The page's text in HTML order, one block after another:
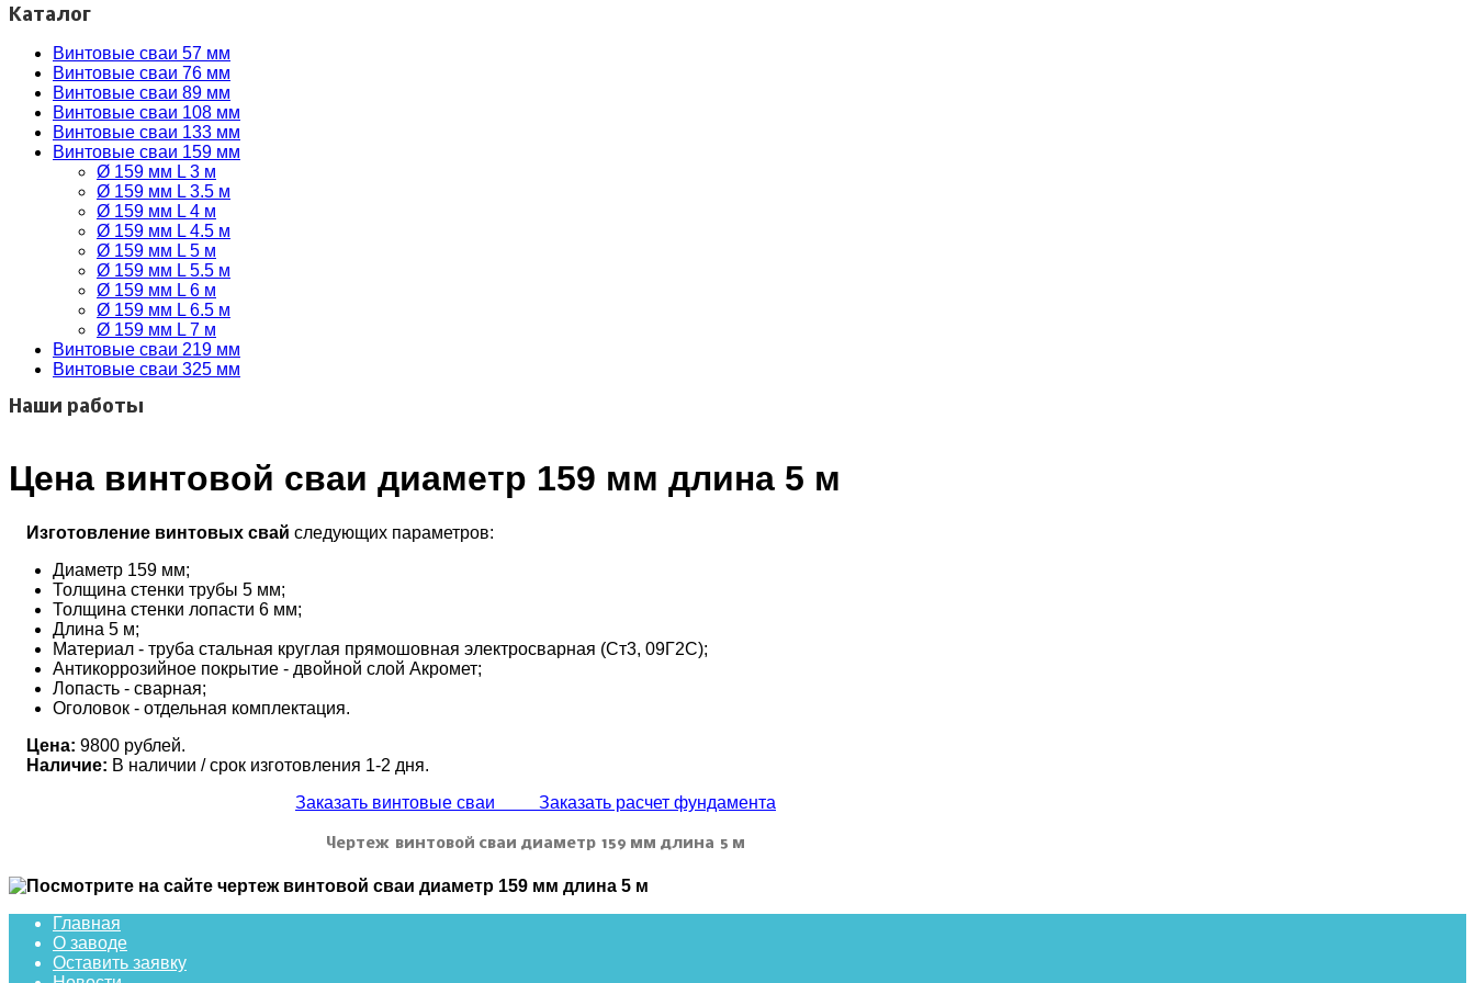
Каталог
Винтовые сваи 57 мм
Винтовые сваи 76 мм
Винтовые сваи 89 мм
Винтовые сваи 108 мм
Винтовые сваи 133 мм
Винтовые сваи 159 мм
Ø 159 мм L 3 м
Ø 159 мм L 3.5 м
Ø 159 мм L 4 м
Ø 159 мм L 4.5 м
Ø 159 мм L 5 м
Ø 159 мм L 5.5 м
Ø 159 мм L 6 м
Ø 159 мм L 6.5 м
Ø 159 мм L 7 м
Винтовые сваи 219 мм
Винтовые сваи 325 мм
Наши работы
Цена винтовой сваи диаметр 159 мм длина 5 м
Изготовление винтовых свай следующих параметров:
Диаметр 159 мм;
Толщина стенки трубы 5 мм;
Толщина стенки лопасти 6 мм;
Длина 5 м;
Материал - труба стальная круглая прямошовная электросварная (Ст3, 09Г2С);
Антикоррозийное покрытие - двойной слой Акромет;
Лопасть - сварная;
Оголовок - отдельная комплектация.
Цена: 9800 рублей.
Наличие: В наличии / срок изготовления 1-2 дня.
Заказать винтовые сваи Заказать расчет фундамента
Чертеж винтовой сваи диаметр 159 мм длина 5 м
Главная
О заводе
Оставить заявку